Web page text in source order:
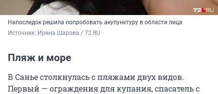
Напоследок решила попробовать акупунктуру в области лица
Источник: Ирина Шарова / 72.RU
Пляж и море
В Санье столкнулась с пляжами двух видов.
Первый — ограждения для купания, спасатель с